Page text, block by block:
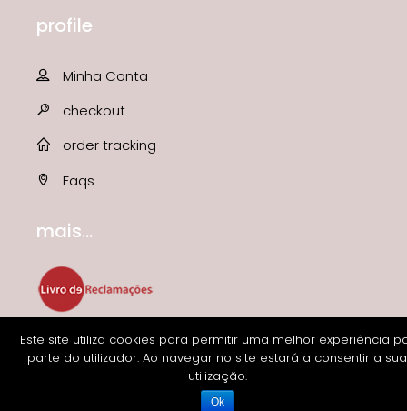
profile
Minha Conta
checkout
order tracking
Faqs
mais...
Este site utiliza cookies para permitir uma melhor experiência
parte do utilizador. Ao navegar no site estará a consentir a sua
utilização.
Ok